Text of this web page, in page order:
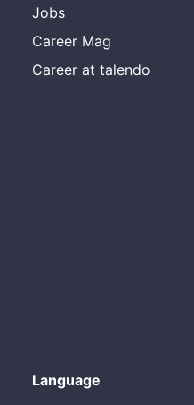
Jobs
Career Mag
Career at talendo
Language